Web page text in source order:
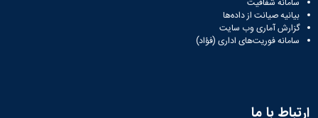
سامانه شفافیت
بیانیه صیانت از داده‌ها
گزارش آماری وب‌ سایت
سامانه فوریت‌های اداری (فؤاد)
ارتباط با ما